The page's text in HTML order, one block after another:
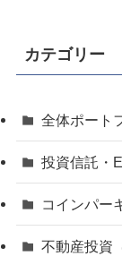
カテゴリー
全体ポート
投資信託・
コインパー
不動産投資